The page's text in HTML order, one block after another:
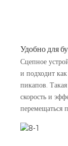
Удобно для
Сцепное
и подходит
пикапов. Такая
скорость и
перемещаться